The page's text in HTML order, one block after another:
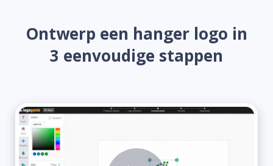
Ontwerp een hanger logo in
3 eenvoudige stappen